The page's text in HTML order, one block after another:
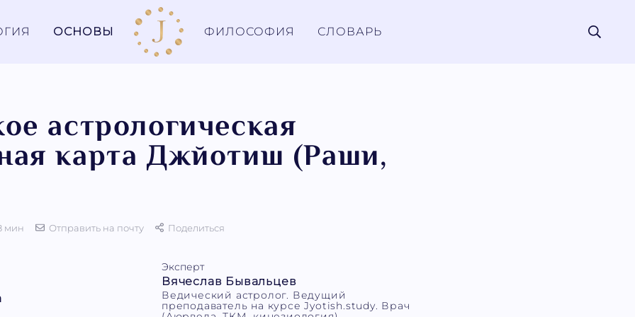
ОСНОВЫ ФИЛОСОФИЯ СЛОВАРЬ
астрологическая
карта Джйотиш (Раши,
мин Отправить на почту Поделиться
Эксперт
Вячеслав Бывальцев
Ведический астролог. Ведущий
преподаватель на курсе Jyotish.study. Врач